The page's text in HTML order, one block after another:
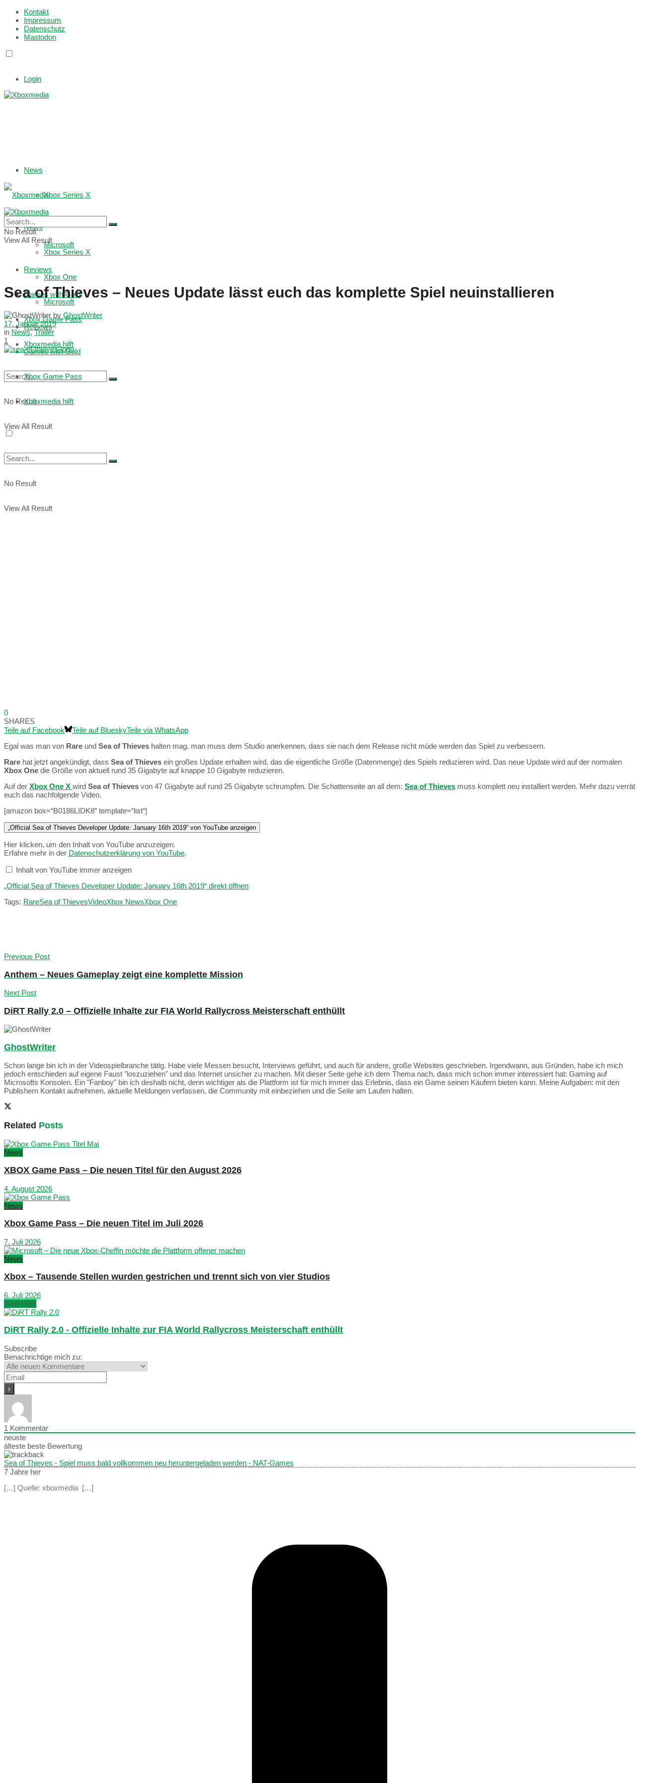
Kontakt
Impressum
Datenschutz
Mastodon
Login
News
Xbox Series X
Microsoft
Reviews
Games with Gold
Xbox Game Pass
Xboxmedia hilft
No Result
View All Result
News
Xbox Series X
Xbox One
Microsoft
Reviews
Games with Gold
Xbox Game Pass
Xboxmedia hilft
No Result
View All Result
No Result
View All Result
Sea of Thieves – Neues Update lässt euch das komplette Spiel neuinstallieren
by GhostWriter
17. Januar 2019
in News,Trailer
1
0
SHARES
Teile auf Facebook
Teile auf BlueskyTeile via WhatsApp
Egal was man von Rare und Sea of Thieves halten mag, man muss dem Studio anerkennen, dass sie nach dem Release nicht müde werden das Spiel zu verbessern.
Rare hat jetzt angekündigt, dass Sea of Thieves ein großes Update erhalten wird, das die eigentliche Größe (Datenmenge) des Spiels reduzieren wird. Das neue Update wird auf der normalen
Xbox One die Größe von aktuell rund 35 Gigabyte auf knappe 10 Gigabyte reduzieren.
Auf der Xbox One X wird Sea of Thieves von 47 Gigabyte auf rund 25 Gigabyte schrumpfen. Die Schattenseite an all dem: Sea of Thieves muss komplett neu installiert werden. Mehr dazu verrät
euch das nachfolgende Video.
[amazon box=“B0186LIDK8″ template=“list“]
„Official Sea of Thieves Developer Update: January 16th 2019“ von YouTube anzeigen
Hier klicken, um den Inhalt von YouTube anzuzeigen.
Erfahre mehr in der Datenschutzerklärung von YouTube.
Inhalt von YouTube immer anzeigen
„Official Sea of Thieves Developer Update: January 16th 2019“ direkt öffnen
Tags: RareSea of ThievesVideoXbox NewsXbox One
Previous Post
Anthem – Neues Gameplay zeigt eine komplette Mission
Next Post
DiRT Rally 2.0 – Offizielle Inhalte zur FIA World Rallycross Meisterschaft enthüllt
GhostWriter
Schon lange bin ich in der Videospielbranche tätig. Habe viele Messen besucht, Interviews geführt, und auch für andere, große Websites geschrieben. Irgendwann, aus Gründen, habe ich mich
jedoch entschieden auf eigene Faust "loszuziehen" und das Internet unsicher zu machen. Mit dieser Seite gehe ich dem Thema nach, dass mich schon immer interessiert hat: Gaming auf
Microsofts Konsolen. Ein "Fanboy" bin ich deshalb nicht, denn wichtiger als die Plattform ist für mich immer das Erlebnis, dass ein Game seinen Käufern bieten kann. Meine Aufgaben: mit den
Publishern Kontakt aufnehmen, aktuelle Meldungen verfassen, die Community mit einbeziehen und die Seite am Laufen halten.
Related Posts
News
XBOX Game Pass – Die neuen Titel für den August 2026
4. August 2026
News
Xbox Game Pass – Die neuen Titel im Juli 2026
7. Juli 2026
News
Xbox – Tausende Stellen wurden gestrichen und trennt sich von vier Studios
6. Juli 2026
Next Post
DiRT Rally 2.0 - Offizielle Inhalte zur FIA World Rallycross Meisterschaft enthüllt
Subscribe
Benachrichtige mich zu:
1 Kommentar
neuste
älteste beste Bewertung
Sea of Thieves - Spiel muss bald vollkommen neu heruntergeladen werden - NAT-Games
7 Jahre her
[…] Quelle: xboxmedia […]